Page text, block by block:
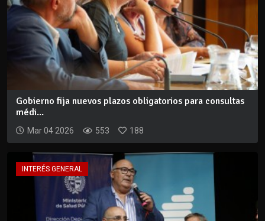
Gobierno fija nuevos plazos obligatorios para consultas
médi...
Mar 04 2026 553 188
INTERÉS GENERAL